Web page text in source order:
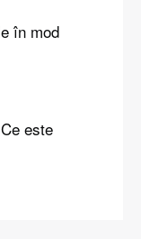
în mod
este